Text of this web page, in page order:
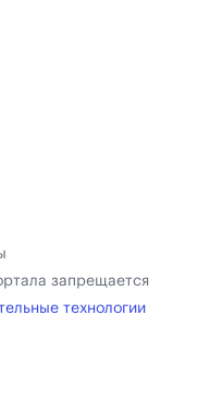
запрещается
технологии